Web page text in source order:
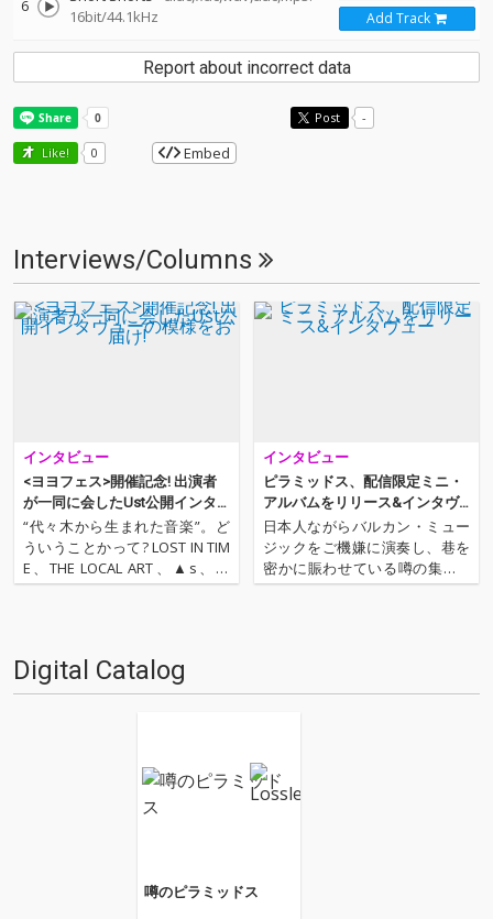
6
16bit/44.1kHz
Add Track
Report about incorrect data
Post -
Like! 0 Embed
Interviews/Columns
インタビュー
<ヨヨフェス>開催記念! 出演者
が一同に会したUst公開インタ
ヴューの模様をお届け!
“代々木から生まれた音楽”。ど
ういうことかって? LOST IN TIM
E、THE LOCAL ART、▲s、お
い、そこの道あけろ、中村パー
ーにミューズ音楽院の卒業生…
インタビュー
ピラミッドス、配信限定ミニ・
アルバムをリリース&インタヴ
ュー
日本人ながらバルカン・ミュー
ジックをご機嫌に演奏し、巷を
密かに賑わせている噂の集団…
その名もピラミッドス! ダラブッ
た目とコントを織り交ぜたラ…
Digital Catalog
噂のピラミッドス